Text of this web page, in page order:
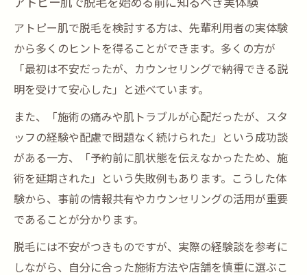
アトピー肌で脱毛を検討する方は、先輩利用者の実体験
から多くのヒントを得ることができます。多くの方が
「最初は不安だったが、カウンセリングで納得できる説
明を受けて安心した」と述べています。
また、「施術の痛みや肌トラブルが心配だったが、スタ
ッフの経験や配慮で問題なく続けられた」という成功談
がある一方、「予約前に肌状態を伝えなかったため、施
術を延期された」という失敗例もあります。こうした体
験から、事前の情報共有やカウンセリングの活用が重要
であることが分かります。
脱毛には不安がつきものですが、実際の経験談を参考に
しながら、自分に合った施術方法や店舗を慎重に選ぶこ